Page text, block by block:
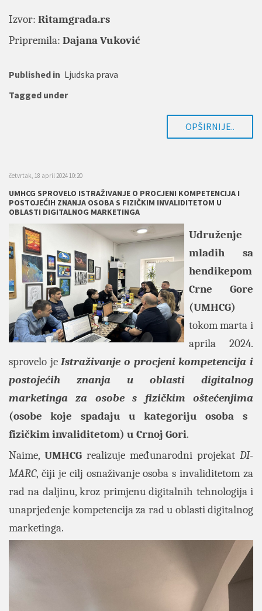
Izvor: Ritamgrada.rs
Pripremila: Dajana Vuković
Published in Ljudska prava
Tagged under
OPŠIRNIJE..
četvrtak, 18 april 2024 10:20
UMHCG SPROVELO ISTRAŽIVANJE O PROCJENI KOMPETENCIJA I
POSTOJEĆIH ZNANJA OSOBA S FIZIČKIM INVALIDITETOM U
OBLASTI DIGITALNOG MARKETINGA
Udruženje
mladih sa
hendikepom
Crne Gore
(UMHCG)
tokom marta i
aprila 2024.
sprovelo jeIstraživanje o procjeni kompetencija i
postojećih znanja u oblasti digitalnog
marketinga za osobe s fizičkim oštećenjima
(osobe koje spadaju u kategoriju osoba s
fizičkim invaliditetom) u Crnoj Gori.
Naime, UMHCG realizuje međunarodni projekat DI-
MARC, čiji je cilj osnaživanje osoba s invaliditetom za
rad na daljinu, kroz primjenu digitalnih tehnologija i
unaprjeđenje kompetencija za rad u oblasti digitalnog
marketinga.